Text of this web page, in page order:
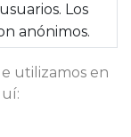
Los
anónimos.
utilizamos en